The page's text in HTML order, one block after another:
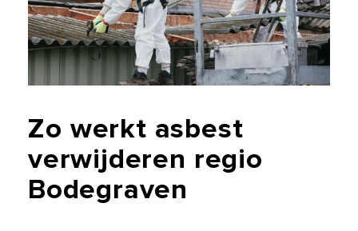
Zo werkt asbest
verwijderen regio
Bodegraven